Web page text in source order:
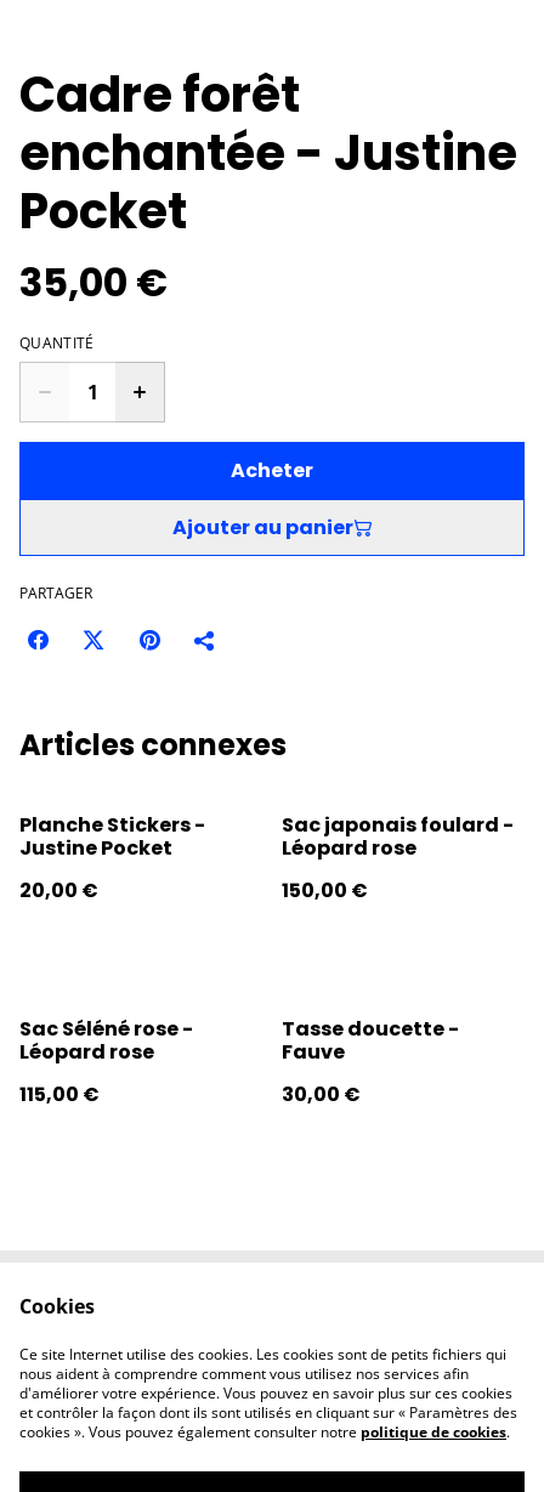
Cadre forêt
enchantée - Justine
Pocket
35,00 €
QUANTITÉ
Acheter
Ajouter au panier
PARTAGER
Articles connexes
Planche Stickers -
Justine Pocket
20,00 €
Sac japonais foulard -
Léopard rose
150,00 €
Sac Séléné rose -
Léopard rose
115,00 €
Tasse doucette -
Fauve
30,00 €
Contactez-nous
Politique de
confidentialité
Politique de
cookies
Cookies
Ce site Internet utilise des cookies. Les cookies sont de petits fichiers qui
nous aident à comprendre comment vous utilisez nos services afin
d'améliorer votre expérience. Vous pouvez en savoir plus sur ces cookies
et contrôler la façon dont ils sont utilisés en cliquant sur « Paramètres des
cookies ». Vous pouvez également consulter notre politique de cookies.